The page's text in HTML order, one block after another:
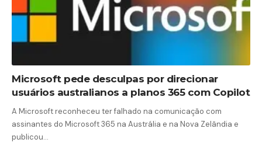
Microsoft pede desculpas por direcionar
usuários australianos a planos 365 com Copilot
A Microsoft reconheceu ter falhado na comunicação com
assinantes do Microsoft 365 na Austrália e na Nova Zelândia e
publicou…